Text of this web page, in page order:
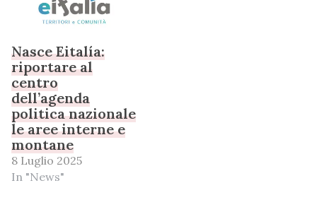
Nasce Eitalía:
riportare al
centro
dell’agenda
politica nazionale
le aree interne e
montane
8 Luglio 2025
In "News"